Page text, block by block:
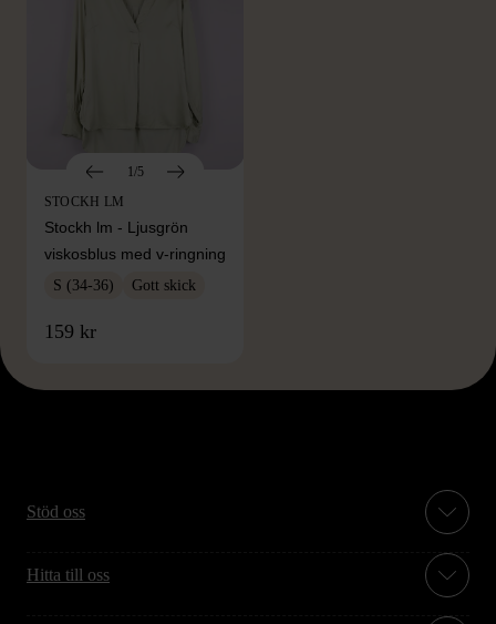
1/5
STOCKH LM
Stockh lm - Ljusgrön
viskosblus med v-ringning
S (34-36) Gott skick
159 kr
Stöd oss
Hitta till oss